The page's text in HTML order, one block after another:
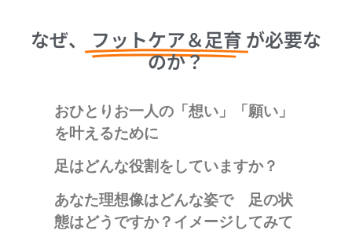
ら
いつまでも笑顔で 自分らしく
なぜ、 フットケア＆足育 が必要な
のか？
おひとりお一人の「想い」「願い」
を叶えるために
足はどんな役割をしていますか？
あなた理想像はどんな姿で 足の状
態はどうですか？ イメージしてみて